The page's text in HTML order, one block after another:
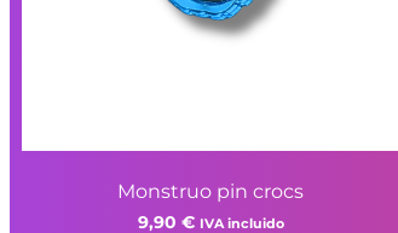
Monstruo pin crocs
9,90 € IVA incluido